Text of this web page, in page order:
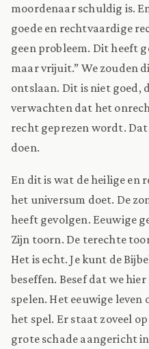
moordenaar schuldig is.
goede en rechtvaardige
geen probleem. Dit heeft
maar vrijuit.” We zouden
ontslaan. Dit is niet goed,
verwachten dat het
recht geprezen wordt.
doen.
En dit is wat de heilige en
het universum doet. De
heeft gevolgen. Eeuwige
Zijn toorn. De terechte
Het is echt. Je kunt de
beseffen. Besef dat we
spelen. Het eeuwige leven
het spel. Er staat zoveel
grote schade aangericht